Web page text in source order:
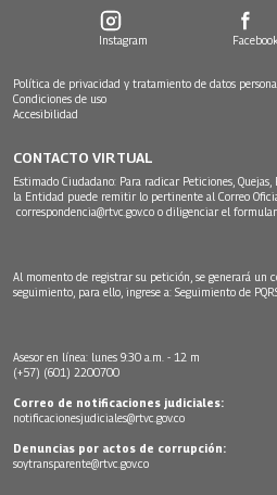
Instagram Facebook
Política de privacidad y tratamiento de datos
Condiciones de uso
Accesibilidad
CONTACTO VIRTUAL
Estimado Ciudadano: Para radicar Peticiones,
la Entidad puede remitir lo pertinente al Correo
correspondencia@rtvc.gov.co o diligenciar el
Al momento de registrar su petición, se generará un
seguimiento, para ello, ingrese a: Seguimiento de
Asesor en línea: lunes 9:30 a.m. - 12 m
(+57) (601) 2200700
Correo de notificaciones judiciales:
notificacionesjudiciales@rtvc.gov.co
Denuncias por actos de corrupción:
soytransparente@rtvc.gov.co